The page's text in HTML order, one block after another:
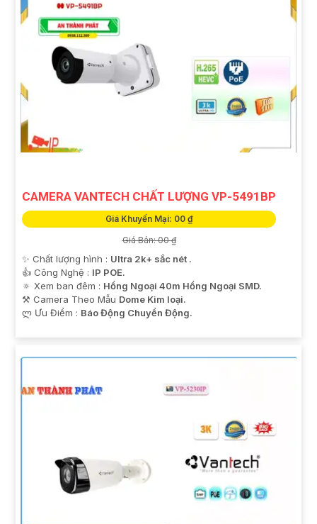
CAMERA VANTECH CHẤT LƯỢNG VP-5491BP
Giá Khuyến Mại: 00 ₫
Giá Bán: 00 ₫
✨ Chất lượng hình : Ultra 2k+ sắc nét .
👍 Công Nghệ : IP POE.
🔅 Xem ban đêm : Hồng Ngoại 40m Hồng Ngoại SMD.
⚒ Camera Theo Mẫu Dome Kim loại.
️ლ Ưu Điểm : Báo Động Chuyển Động.